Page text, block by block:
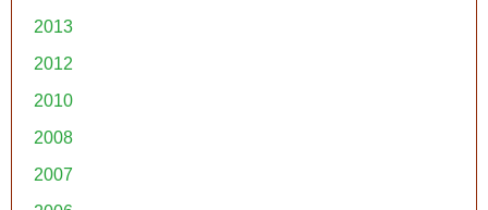
2013
2012
2010
2008
2007